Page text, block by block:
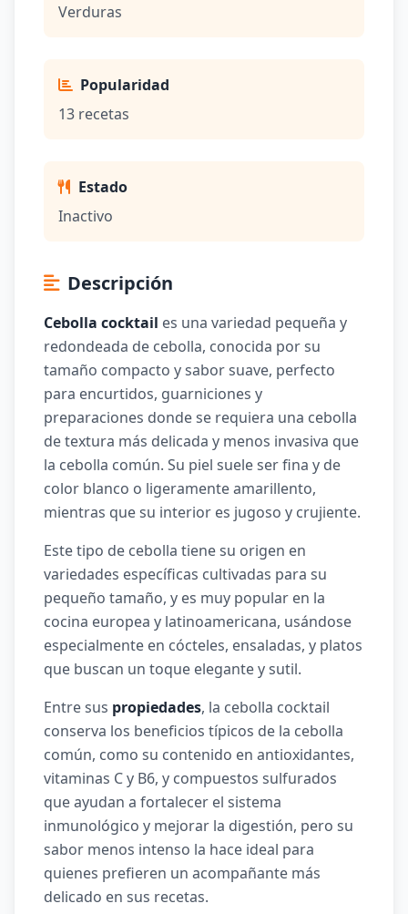
Verduras
Popularidad
13 recetas
Estado
Inactivo
Descripción
Cebolla cocktail es una variedad pequeña y
redondeada de cebolla, conocida por su
tamaño compacto y sabor suave, perfecto
para encurtidos, guarniciones y
preparaciones donde se requiera una cebolla
de textura más delicada y menos invasiva que
la cebolla común. Su piel suele ser fina y de
color blanco o ligeramente amarillento,
mientras que su interior es jugoso y crujiente.
Este tipo de cebolla tiene su origen en
variedades específicas cultivadas para su
pequeño tamaño, y es muy popular en la
cocina europea y latinoamericana, usándose
especialmente en cócteles, ensaladas, y platos
que buscan un toque elegante y sutil.
Entre sus propiedades, la cebolla cocktail
conserva los beneficios típicos de la cebolla
común, como su contenido en antioxidantes,
vitaminas C y B6, y compuestos sulfurados
que ayudan a fortalecer el sistema
inmunológico y mejorar la digestión, pero su
sabor menos intenso la hace ideal para
quienes prefieren un acompañante más
delicado en sus recetas.